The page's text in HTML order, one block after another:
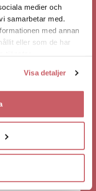
medier och
samarbetar med.
med annan
eller som de har
Visa detaljer
KAN
OCH ARON